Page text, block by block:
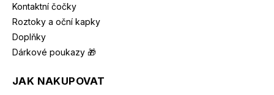
Kontaktní čočky
Roztoky a oční kapky
Doplňky
Dárkové poukazy 🎁
JAK NAKUPOVAT